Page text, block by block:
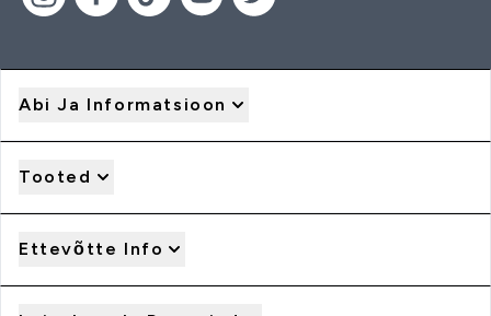
Abi Ja Informatsioon
Tooted
Ettevõtte Info